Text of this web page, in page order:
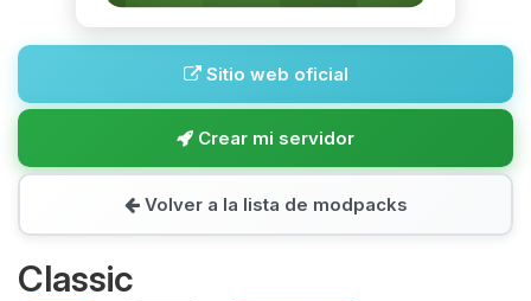
Sitio web oficial
Crear mi servidor
Volver a la lista de modpacks
Classic